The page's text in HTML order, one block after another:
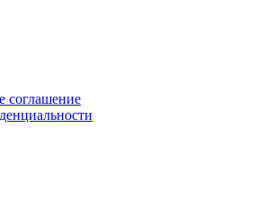
соглашение